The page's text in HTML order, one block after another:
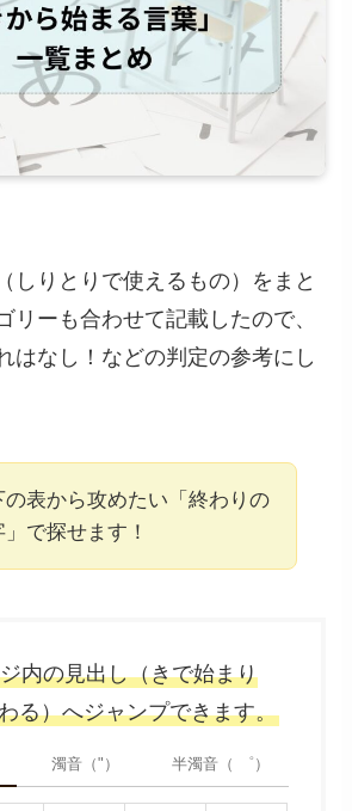
しりとりで使えるもの）をまと
リーも合わせて記載したので、
はなし！などの判定の参考にし
の表から攻めたい「終わりの
」で探せます！
内の見出し（きで始まり
る）へジャンプできます。
濁音（"） 半濁音（ ゜）